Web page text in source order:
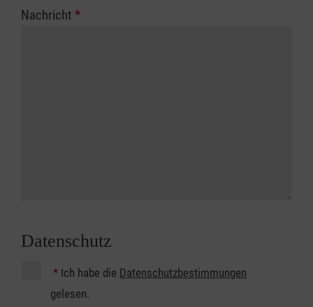
Nachricht *
Datenschutz
* Ich habe die Datenschutzbestimmungen
gelesen.